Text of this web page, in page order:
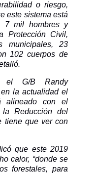
o riesgo,
este sistema está
7 mil hombres y
Protección Civil,
municipales, 23
102 cuerpos de
el G/B Randy
la actualidad el
alineado con el
Reducción del
tiene que ver con
que este 2019
calor, “donde se
forestales, para